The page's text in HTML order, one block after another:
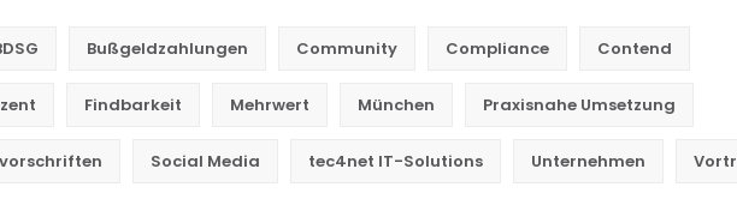
Bußgeldzahlungen Community Compliance Contend
Findbarkeit Mehrwert München Praxisnahe Umsetzung
Social Media tec4net IT-Solutions Unternehmen